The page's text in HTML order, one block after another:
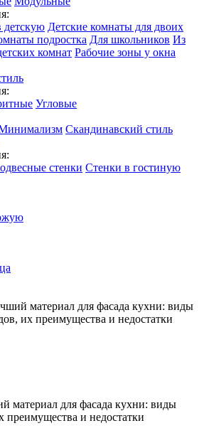
Детские комнаты для двоих
подростка Для школьников Из
комнат Рабочие зоны у окна
Угловые
Скандинавский стиль
стенки Стенки в гостиную
материал для фасада кухни: виды
их преимущества и недостатки